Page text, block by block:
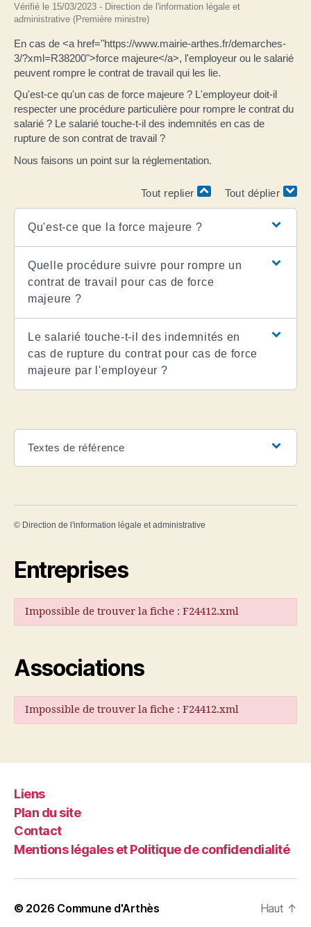
Vérifié le 15/03/2023 - Direction de l'information légale et
administrative (Première ministre)
En cas de <a href="https://www.mairie-arthes.fr/demarches-
3/?xml=R38200">force majeure</a>, l'employeur ou le salarié
peuvent rompre le contrat de travail qui les lie.
Qu'est-ce qu'un cas de force majeure ? L'employeur doit-il
respecter une procédure particulière pour rompre le contrat du
salarié ? Le salarié touche-t-il des indemnités en cas de
rupture de son contrat de travail ?
Nous faisons un point sur la réglementation.
Tout replier Tout déplier
Qu'est-ce que la force majeure ?
Quelle procédure suivre pour rompre un
contrat de travail pour cas de force
majeure ?
Le salarié touche-t-il des indemnités en
cas de rupture du contrat pour cas de force
majeure par l'employeur ?
Textes de référence
© Direction de l'information légale et administrative
Entreprises
Impossible de trouver la fiche : F24412.xml
Associations
Impossible de trouver la fiche : F24412.xml
Liens
Plan du site
Contact
Mentions légales et Politique de confidendialité
© 2026 Commune d'Arthès Haut ↑